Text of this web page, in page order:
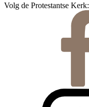
Volg de Protestantse Kerk: